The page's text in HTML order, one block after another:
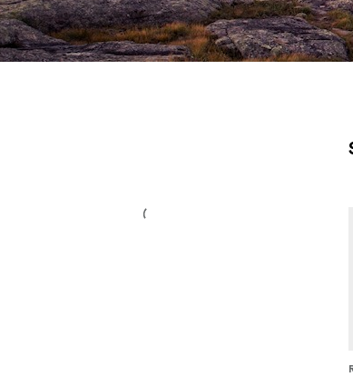
Side, Push-in/Pull-out, Parallax, Low mode og
helt annen dimensjon til kreativitet og resultat.